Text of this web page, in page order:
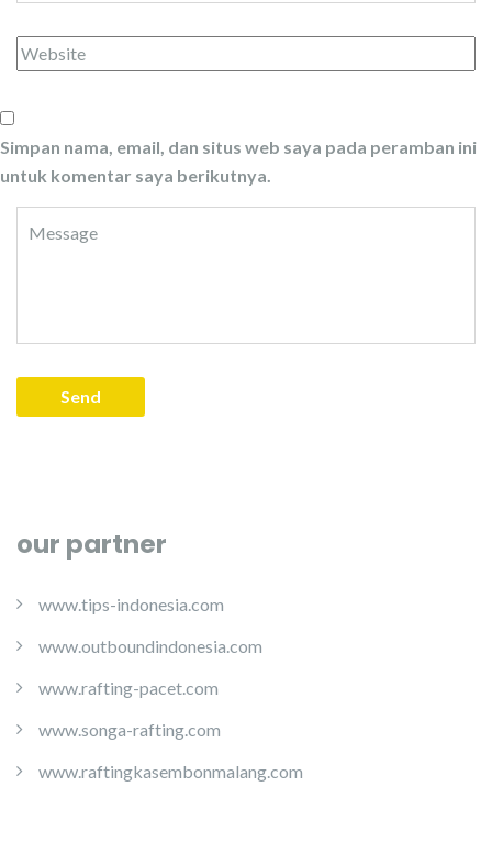
Simpan nama, email, dan situs web saya pada peramban ini
untuk komentar saya berikutnya.
our partner
www.tips-indonesia.com
www.outboundindonesia.com
www.rafting-pacet.com
www.songa-rafting.com
www.raftingkasembonmalang.com